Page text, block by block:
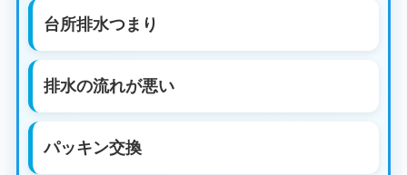
台所排水つまり
排水の流れが悪い
パッキン交換